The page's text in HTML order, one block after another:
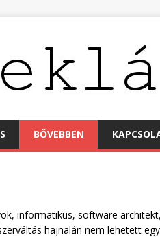
BŐVEBBEN
informatikus, software
hajnalán nem lehetett